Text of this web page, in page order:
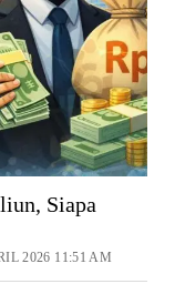
Siapa
2026 11:51 AM